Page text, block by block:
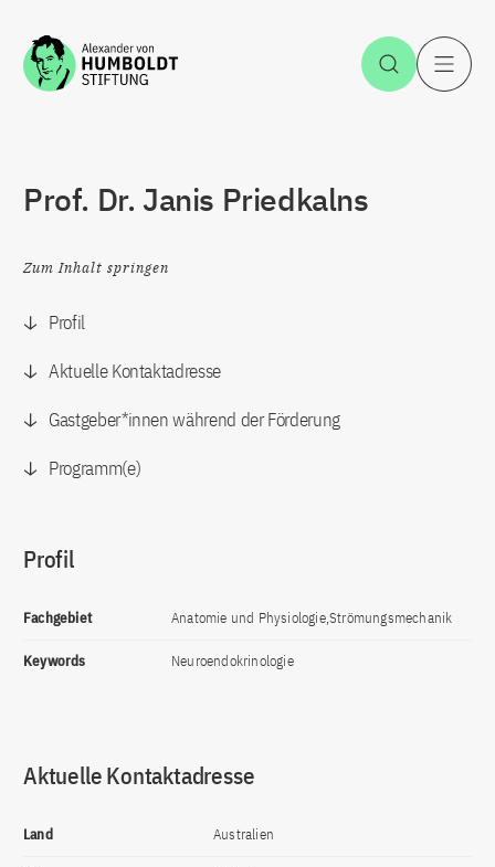
Zum Inhalt springen Suche
Prof. Dr. Janis Priedkalns
Zum Inhalt springen
Profil
Aktuelle Kontaktadresse
Gastgeber*innen während der Förderung
Programm(e)
Profil
Fachgebiet Anatomie und Physiologie,Strömungsmechanik
Keywords Neuroendokrinologie
Aktuelle Kontaktadresse
Land Australien